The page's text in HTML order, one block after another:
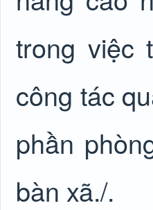
trong việc
công tác
phần
bàn xã./.